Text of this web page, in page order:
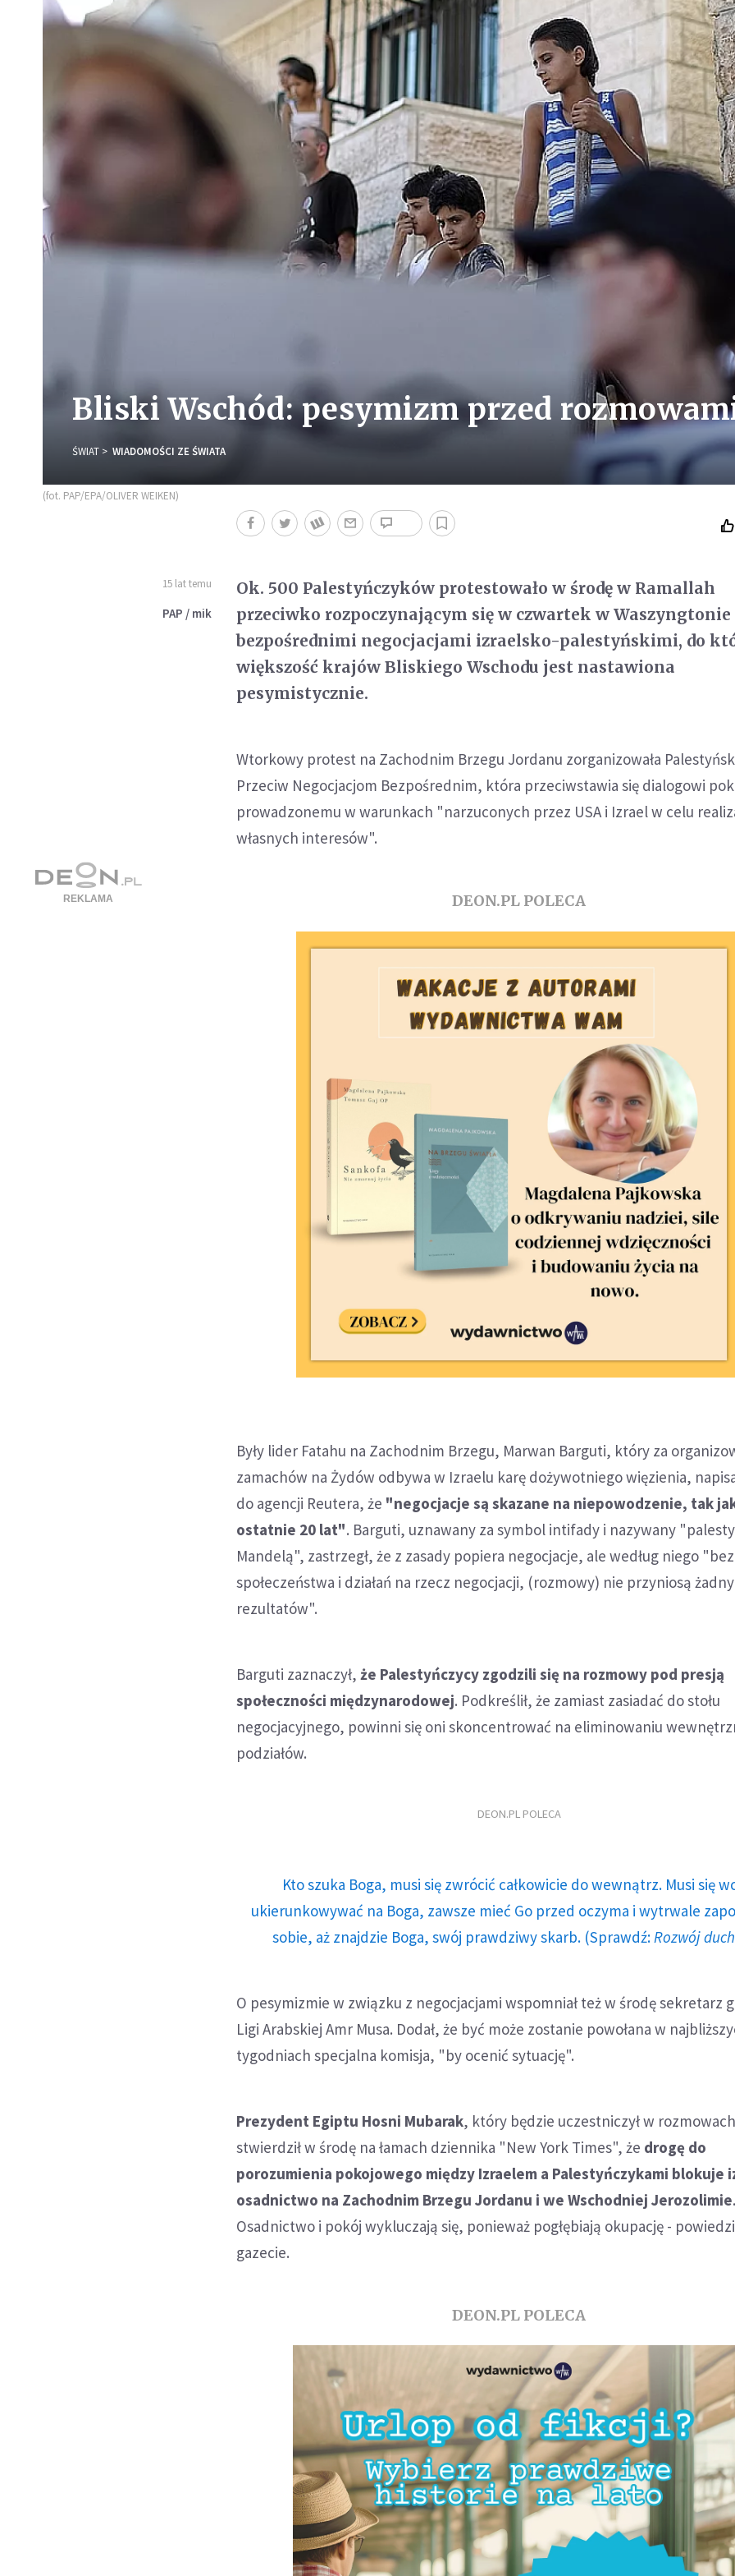
Bliski Wschód: pesymizm przed
ŚWIAT WIADOMOŚCI ZE ŚWIATA
(fot. PAP/EPA/OLIVER WEIKEN)
15 lat temu
PAP / mik
Ok. 500 Palestyńczyków protestowało w środę w Ramallah
przeciwko rozpoczynającym się w czwartek w Waszyngtonie
bezpośrednimi negocjacjami izraelsko-palestyńskimi, do
większość krajów Bliskiego Wschodu jest nastawiona
pesymistycznie.
Wtorkowy protest na Zachodnim Brzegu Jordanu zorganizowała
Przeciw Negocjacjom Bezpośrednim, która przeciwstawia się dialogowi
prowadzonemu w warunkach "narzuconych przez USA i Izrael w celu
własnych interesów".
DEON.PL POLECA
Były lider Fatahu na Zachodnim Brzegu, Marwan Barguti, który za
zamachów na Żydów odbywa w Izraelu karę dożywotniego więzienia,
do agencji Reutera, że "negocjacje są skazane na niepowodzenie, tak
ostatnie 20 lat". Barguti, uznawany za symbol intifady i nazywany
Mandelą", zastrzegł, że z zasady popiera negocjacje, ale według niego
społeczeństwa i działań na rzecz negocjacji, (rozmowy) nie przyniosą
rezultatów".
Barguti zaznaczył,że Palestyńczycy zgodzili się na rozmowy pod presją
społeczności międzynarodowej. Podkreślił, że zamiast zasiadać do stołu
negocjacyjnego, powinni się oni skoncentrować na eliminowaniu
podziałów.
DEON.PL POLECA
Kto szuka Boga, musi się zwrócić całkowicie do wewnątrz. Musi się
ukierunkowywać na Boga, zawsze mieć Go przed oczyma i wytrwale
sobie, aż znajdzie Boga, swój prawdziwy skarb. (Sprawdź: Rozwój
O pesymizmie w związku z negocjacjami wspomniał też w środę sekretarz
Ligi Arabskiej Amr Musa. Dodał, że być może zostanie powołana w
tygodniach specjalna komisja, "by ocenić sytuację".
Prezydent Egiptu Hosni Mubarak, który będzie uczestniczył w
stwierdził w środę na łamach dziennika "New York Times", że drogę do
porozumienia pokojowego między Izraelem a Palestyńczykami blokuje
osadnictwo na Zachodnim Brzegu Jordanu i we Wschodniej Jerozolimie
Osadnictwo i pokój wykluczają się, ponieważ pogłębiają okupację -
gazecie.
DEON.PL POLECA